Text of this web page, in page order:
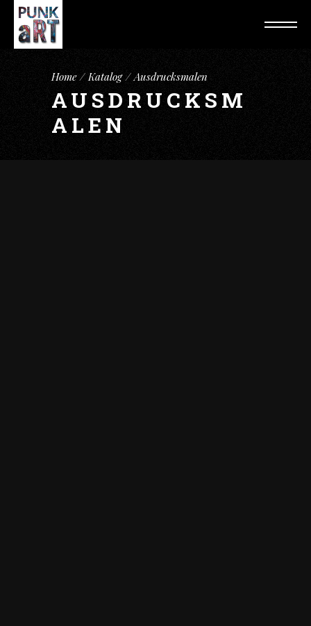
Home Katalog Ausdrucksmalen
AUSDRUCKSM
ALEN